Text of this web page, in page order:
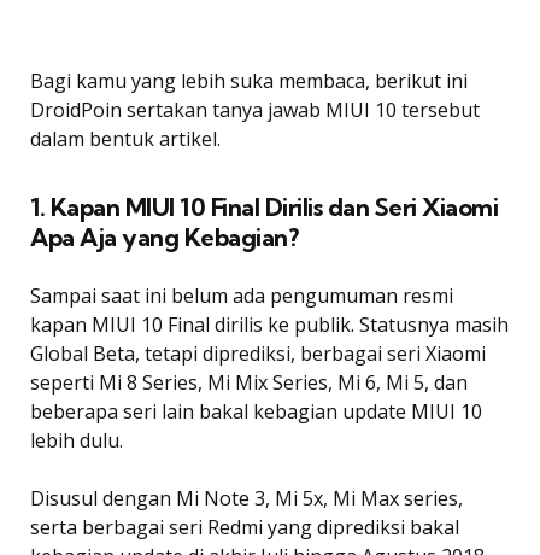
Bagi kamu yang lebih suka membaca, berikut ini
DroidPoin sertakan tanya jawab MIUI 10 tersebut
dalam bentuk artikel.
1. Kapan MIUI 10 Final Dirilis dan Seri Xiaomi
Apa Aja yang Kebagian?
Sampai saat ini belum ada pengumuman resmi
kapan MIUI 10 Final dirilis ke publik. Statusnya masih
Global Beta, tetapi diprediksi, berbagai seri Xiaomi
seperti Mi 8 Series, Mi Mix Series, Mi 6, Mi 5, dan
beberapa seri lain bakal kebagian update MIUI 10
lebih dulu.
Disusul dengan Mi Note 3, Mi 5x, Mi Max series,
serta berbagai seri Redmi yang diprediksi bakal